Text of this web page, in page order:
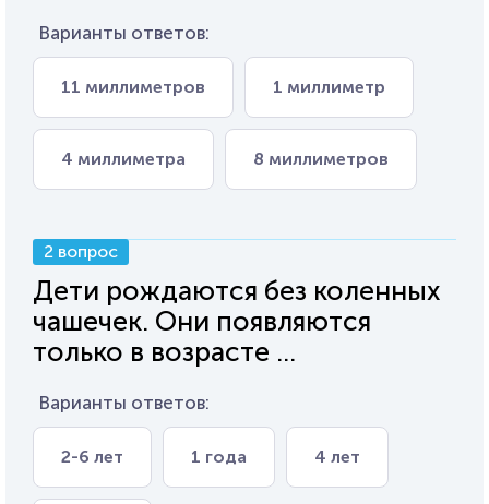
Варианты ответов:
11 миллиметров 1 миллиметр
4 миллиметра 8 миллиметров
2 вопрос
Дети рождаются без коленных
чашечек. Они появляются
только в возрасте ...
Варианты ответов:
2-6 лет 1 года 4 лет